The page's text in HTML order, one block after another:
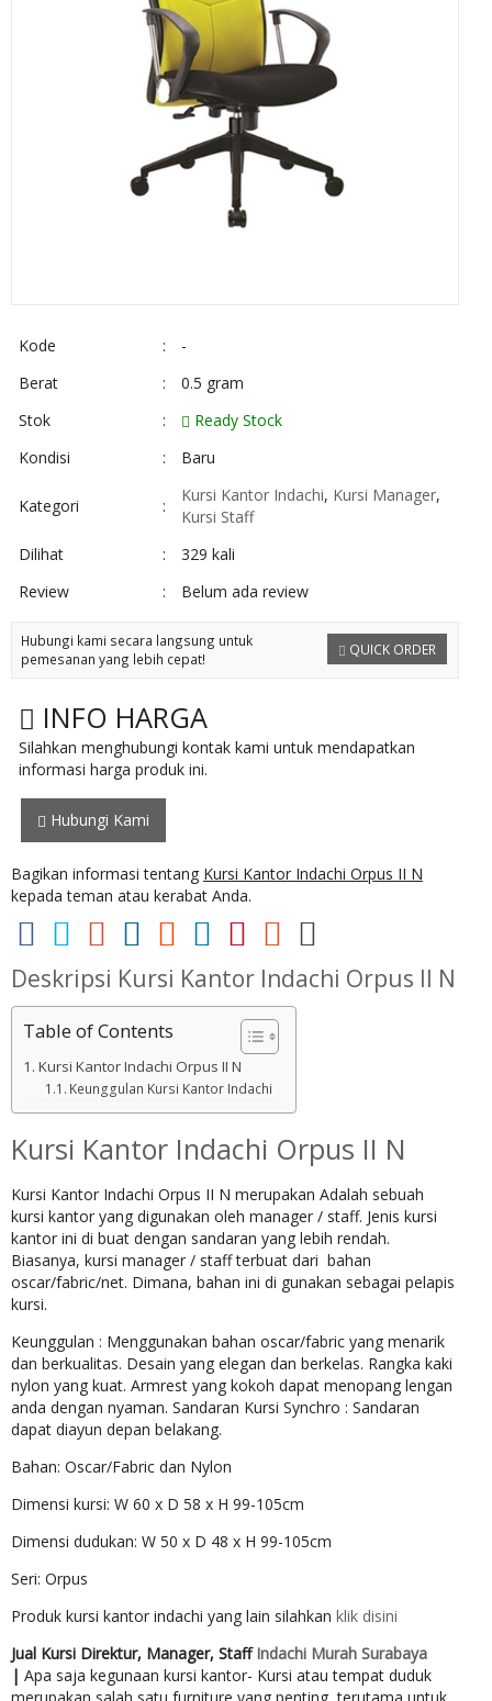
Kode :
-
Berat
:
0.5 gram
Stok
:
Ready Stock
Kondisi
: Baru
Kategori :
Kursi Kantor Indachi, Kursi Manager,
Kursi Staff
Dilihat
:
329 kali
Review
: Belum ada review
QUICK ORDER
Hubungi kami secara langsung untuk
pemesanan yang lebih cepat!
INFO HARGA
Silahkan menghubungi kontak kami untuk mendapatkan
informasi harga produk ini.
Hubungi Kami
Bagikan informasi tentang Kursi Kantor Indachi Orpus II N
kepada teman atau kerabat Anda.
Deskripsi Kursi Kantor Indachi Orpus II N
Table of Contents
Kursi Kantor Indachi Orpus II N
Keunggulan Kursi Kantor Indachi
Kursi Kantor Indachi Orpus II N
Kursi Kantor Indachi Orpus II N merupakan Adalah sebuah
kursi kantor yang digunakan oleh manager / staff. Jenis kursi
kantor ini di buat dengan sandaran yang lebih rendah.
Biasanya, kursi manager / staff terbuat dari bahan
oscar/fabric/net. Dimana, bahan ini di gunakan sebagai pelapis
kursi.
Keunggulan : Menggunakan bahan oscar/fabric yang menarik
dan berkualitas. Desain yang elegan dan berkelas. Rangka kaki
nylon yang kuat. Armrest yang kokoh dapat menopang lengan
anda dengan nyaman. Sandaran Kursi Synchro : Sandaran
dapat diayun depan belakang.
Bahan: Oscar/Fabric dan Nylon
Dimensi kursi: W 60 x D 58 x H 99-105cm
Dimensi dudukan: W 50 x D 48 x H 99-105cm
Seri: Orpus
Produk kursi kantor indachi yang lain silahkan klik disini
Jual Kursi Direktur, Manager, Staff Indachi Murah Surabaya
| Apa saja kegunaan kursi kantor- Kursi atau tempat duduk
merupakan salah satu furniture yang penting, terutama untuk